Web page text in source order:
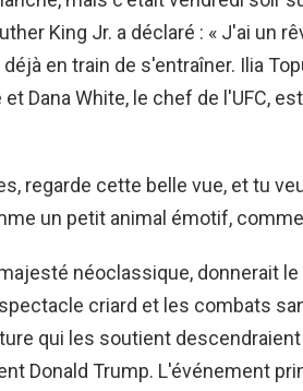
King Jr. a déclaré : « J'ai un
en train de s'entraîner. Ilia
Dana White, le chef de l'UFC,
regarde cette belle vue, et tu
un petit animal émotif,
néoclassique, donnerait
criard et les combats
qui les soutient
Donald Trump. L'événement